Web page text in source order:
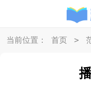
当前位置： 首页 >